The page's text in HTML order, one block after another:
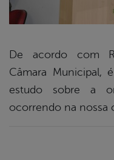
De acordo com
Câmara Municipal,
estudo sobre a
ocorrendo na nossa